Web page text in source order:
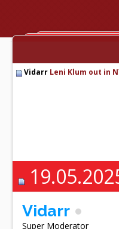
Vidarr Leni Klum out in
Vidarr
Super Moderator